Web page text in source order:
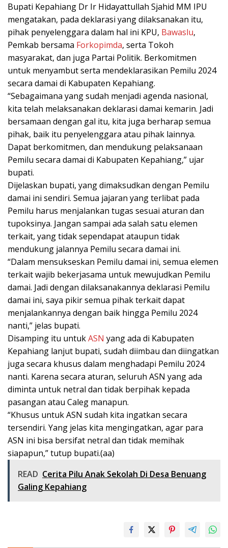
Bupati Kepahiang Dr Ir Hidayattullah Sjahid MM IPU
mengatakan, pada deklarasi yang dilaksanakan itu,
pihak penyelenggara dalam hal ini KPU, Bawaslu,
Pemkab bersama Forkopimda, serta Tokoh
masyarakat, dan juga Partai Politik. Berkomitmen
untuk menyambut serta mendeklarasikan Pemilu 2024
secara damai di Kabupaten Kepahiang.
“Sebagaimana yang sudah menjadi agenda nasional,
kita telah melaksanakan deklarasi damai kemarin. Jadi
bersamaan dengan gal itu, kita juga berharap semua
pihak, baik itu penyelenggara atau pihak lainnya.
Dapat berkomitmen, dan mendukung pelaksanaan
Pemilu secara damai di Kabupaten Kepahiang,” ujar
bupati.
Dijelaskan bupati, yang dimaksudkan dengan Pemilu
damai ini sendiri. Semua jajaran yang terlibat pada
Pemilu harus menjalankan tugas sesuai aturan dan
tupoksinya. Jangan sampai ada salah satu elemen
terkait, yang tidak sependapat ataupun tidak
mendukung jalannya Pemilu secara damai ini.
“Dalam mensukseskan Pemilu damai ini, semua elemen
terkait wajib bekerjasama untuk mewujudkan Pemilu
damai. Jadi dengan dilaksanakannya deklarasi Pemilu
damai ini, saya pikir semua pihak terkait dapat
menjalankannya dengan baik hingga Pemilu 2024
nanti,” jelas bupati.
Disamping itu untukASN yang ada di Kabupaten
Kepahiang lanjut bupati, sudah diimbau dan diingatkan
juga secara khusus dalam menghadapi Pemilu 2024
nanti. Karena secara aturan, seluruh ASN yang ada
diminta untuk netral dan tidak berpihak kepada
pasangan atau Caleg manapun.
“Khusus untuk ASN sudah kita ingatkan secara
tersendiri. Yang jelas kita mengingatkan, agar para
ASN ini bisa bersifat netral dan tidak memihak
siapapun,” tutup bupati.(aa)
READ Cerita Pilu Anak Sekolah Di Desa Benuang
Galing Kepahiang